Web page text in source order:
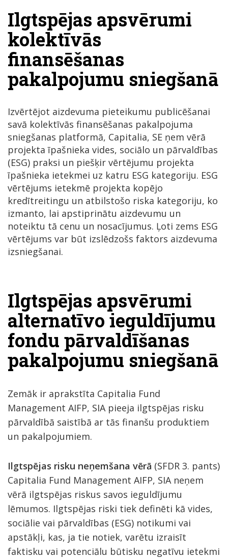
Ilgtspējas apsvērumi
kolektīvās
finansēšanas
pakalpojumu sniegšanā
Izvērtējot aizdevuma pieteikumu publicēšanai
savā kolektīvās finansēšanas pakalpojuma
sniegšanas platformā, Capitalia, SE ņem vērā
projekta īpašnieka vides, sociālo un pārvaldības
(ESG) praksi un piešķir vērtējumu projekta
īpašnieka ietekmei uz katru ESG kategoriju. ESG
vērtējums ietekmē projekta kopējo
kredītreitingu un atbilstošo riska kategoriju, ko
izmanto, lai apstiprinātu aizdevumu un
noteiktu tā cenu un nosacījumus. Ļoti zems ESG
vērtējums var būt izslēdzošs faktors aizdevuma
izsniegšanai.
Ilgtspējas apsvērumi
alternatīvo ieguldījumu
fondu pārvaldīšanas
pakalpojumu sniegšanā
Zemāk ir aprakstīta Capitalia Fund
Management AIFP, SIA pieeja ilgtspējas risku
pārvaldībā saistībā ar tās finanšu produktiem
un pakalpojumiem.
Ilgtspējas risku neņemšana vērā (SFDR 3. pants)
Capitalia Fund Management AIFP, SIA neņem
vērā ilgtspējas riskus savos ieguldījumu
lēmumos. Ilgtspējas riski tiek definēti kā vides,
sociālie vai pārvaldības (ESG) notikumi vai
apstākļi, kas, ja tie notiek, varētu izraisīt
faktisku vai potenciālu būtisku negatīvu ietekmi